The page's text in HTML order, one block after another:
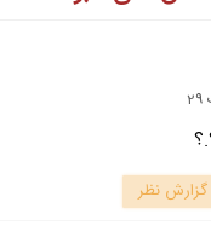
گزارش نظر